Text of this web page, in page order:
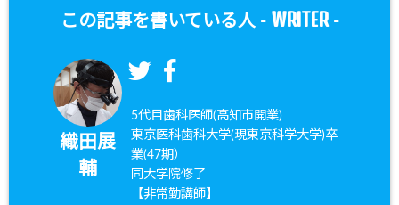
この記事を書いている人 - WRITER-
織田展
輔
5代目歯科医師(高知市開業)
東京医科歯科大学(現東京科学大学)卒
業(47期）
同大学院修了
【非常勤講師】